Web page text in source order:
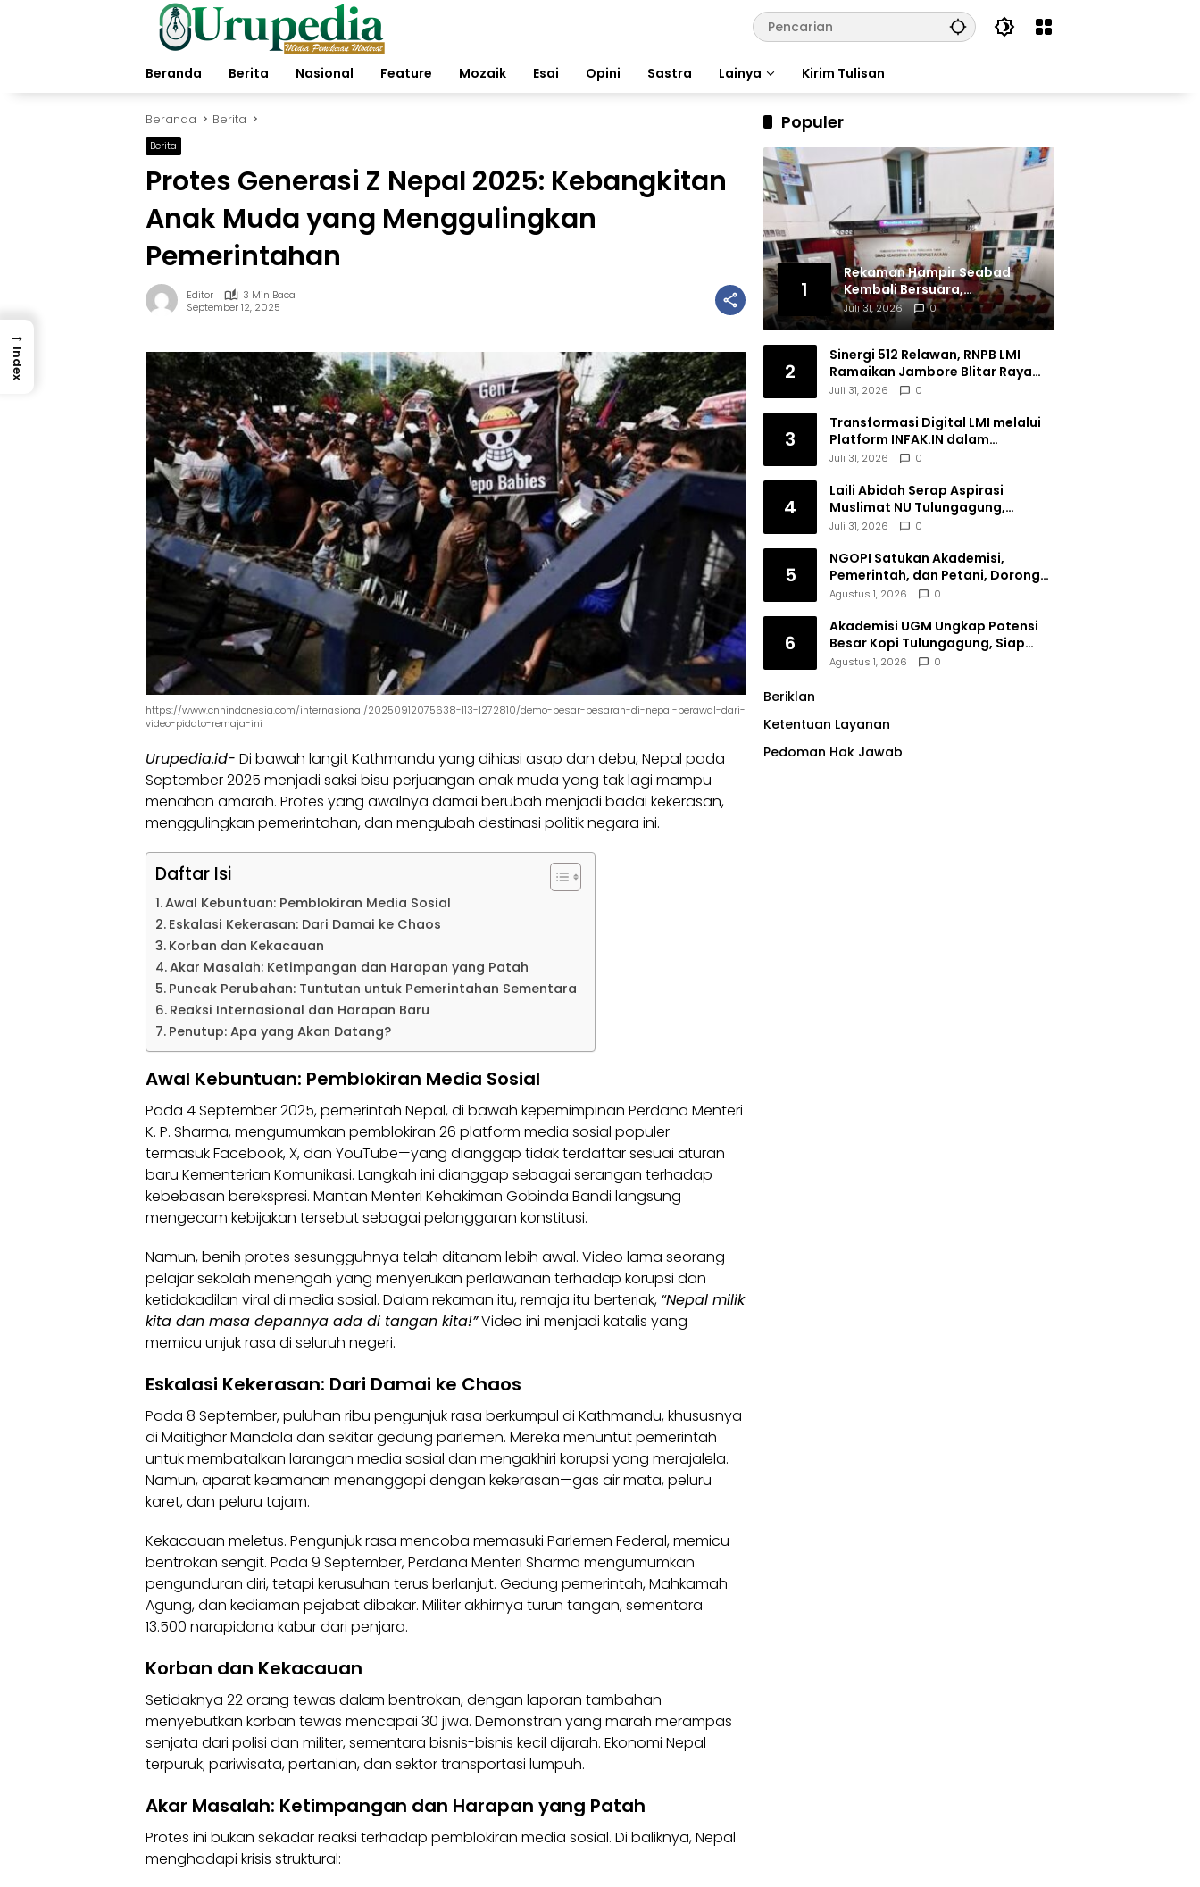
Beranda
Berita Nasional Feature Mozaik Esai Opini Sastra Lainya Kirim Tulisan
Beranda Berita
Berita
Protes Generasi Z Nepal 2025: Kebangkitan
Anak Muda yang Menggulingkan
Pemerintahan
Editor
3 Min Baca
September 12, 2025
https://www.cnnindonesia.com/internasional/20250912075638-113-1272810/demo-besar-besaran-di-nepal-berawal-dari-
video-pidato-remaja-ini
Urupedia.id- Di bawah langit Kathmandu yang dihiasi asap dan debu, Nepal pada
September 2025 menjadi saksi bisu perjuangan anak muda yang tak lagi mampu
menahan amarah. Protes yang awalnya damai berubah menjadi badai kekerasan,
menggulingkan pemerintahan, dan mengubah destinasi politik negara ini.
Daftar Isi
Awal Kebuntuan: Pemblokiran Media Sosial
Eskalasi Kekerasan: Dari Damai ke Chaos
Korban dan Kekacauan
Akar Masalah: Ketimpangan dan Harapan yang Patah
Puncak Perubahan: Tuntutan untuk Pemerintahan Sementara
Reaksi Internasional dan Harapan Baru
Penutup: Apa yang Akan Datang?
Awal Kebuntuan: Pemblokiran Media Sosial
Pada 4 September 2025, pemerintah Nepal, di bawah kepemimpinan Perdana Menteri
K. P. Sharma, mengumumkan pemblokiran 26 platform media sosial populer—
termasuk Facebook, X, dan YouTube—yang dianggap tidak terdaftar sesuai aturan
baru Kementerian Komunikasi. Langkah ini dianggap sebagai serangan terhadap
kebebasan berekspresi. Mantan Menteri Kehakiman Gobinda Bandi langsung
mengecam kebijakan tersebut sebagai pelanggaran konstitusi.
Namun, benih protes sesungguhnya telah ditanam lebih awal. Video lama seorang
pelajar sekolah menengah yang menyerukan perlawanan terhadap korupsi dan
ketidakadilan viral di media sosial. Dalam rekaman itu, remaja itu berteriak, “Nepal milik
kita dan masa depannya ada di tangan kita!”Video ini menjadi katalis yang
memicu unjuk rasa di seluruh negeri.
Eskalasi Kekerasan: Dari Damai ke Chaos
Pada 8 September, puluhan ribu pengunjuk rasa berkumpul di Kathmandu, khususnya
di Maitighar Mandala dan sekitar gedung parlemen. Mereka menuntut pemerintah
untuk membatalkan larangan media sosial dan mengakhiri korupsi yang merajalela.
Namun, aparat keamanan menanggapi dengan kekerasan—gas air mata, peluru
karet, dan peluru tajam.
Kekacauan meletus. Pengunjuk rasa mencoba memasuki Parlemen Federal, memicu
bentrokan sengit. Pada 9 September, Perdana Menteri Sharma mengumumkan
pengunduran diri, tetapi kerusuhan terus berlanjut. Gedung pemerintah, Mahkamah
Agung, dan kediaman pejabat dibakar. Militer akhirnya turun tangan, sementara
13.500 narapidana kabur dari penjara.
Korban dan Kekacauan
Setidaknya 22 orang tewas dalam bentrokan, dengan laporan tambahan
menyebutkan korban tewas mencapai 30 jiwa. Demonstran yang marah merampas
senjata dari polisi dan militer, sementara bisnis-bisnis kecil dijarah. Ekonomi Nepal
terpuruk; pariwisata, pertanian, dan sektor transportasi lumpuh.
Akar Masalah: Ketimpangan dan Harapan yang Patah
Protes ini bukan sekadar reaksi terhadap pemblokiran media sosial. Di baliknya, Nepal
menghadapi krisis struktural:
Populer
1
Rekaman Hampir Seabad
Kembali Bersuara,
Masyarakat Flores Hidupkan
Lagi Ingatan Leluhur
Juli 31, 2026 0
2
Sinergi 512 Relawan, RNPB LMI
Ramaikan Jambore Blitar Raya
2026
Juli 31, 2026 0
3
Transformasi Digital LMI melalui
Platform INFAK.IN dalam
Meningkatkan Penghimpunan
Juli 31, 2026 0
4
Laili Abidah Serap Aspirasi
Muslimat NU Tulungagung,
Dorong Penguatan Peran
Juli 31, 2026 0
5
NGOPI Satukan Akademisi,
Pemerintah, dan Petani, Dorong
Konservasi Hutan serta Daya
Agustus 1, 2026 0
6
Akademisi UGM Ungkap Potensi
Besar Kopi Tulungagung, Siap
Bersaing di Pasar Nasional hingga
Agustus 1, 2026 0
Beriklan
Ketentuan Layanan
Pedoman Hak Jawab
→
Index